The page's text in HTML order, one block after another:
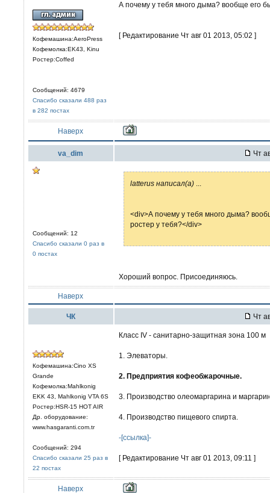
Кофемашина:AeroPress
Кофемолка:EK43, Kinu
Ростер:Coffed
Сообщений: 4679
Спасибо сказали 488 раз
в 282 постах
А почему у тебя много дыма? вообще его
[ Редактирование Чт авг 01 2013, 05:02 ]
Наверх
va_dim Чт
Сообщений: 12
Спасибо сказали 0 раз в
0 постах
latterus написал(а)
<div>А почему у тебя много дыма?
ростер у тебя?</div>
Хороший вопрос. Присоединяюсь.
Наверх
ЧК Чт
Кофемашина:Cino XS
Grande
Кофемолка:Mahlkonig
EKK 43, Mahlkonig VTA 6S
Ростер:HSR-15 HOT AIR
Др. оборудование:
www.hasgaranti.com.tr
Сообщений: 294
Спасибо сказали 25 раз в
22 постах
Класс IV - санитарно-защитная зона 100 м
1. Элеваторы.
2. Предприятия кофеобжарочные.
3. Производство олеомаргарина и
4. Производство пищевого спирта.
-[ссылка]-
[ Редактирование Чт авг 01 2013, 09:11 ]
Наверх